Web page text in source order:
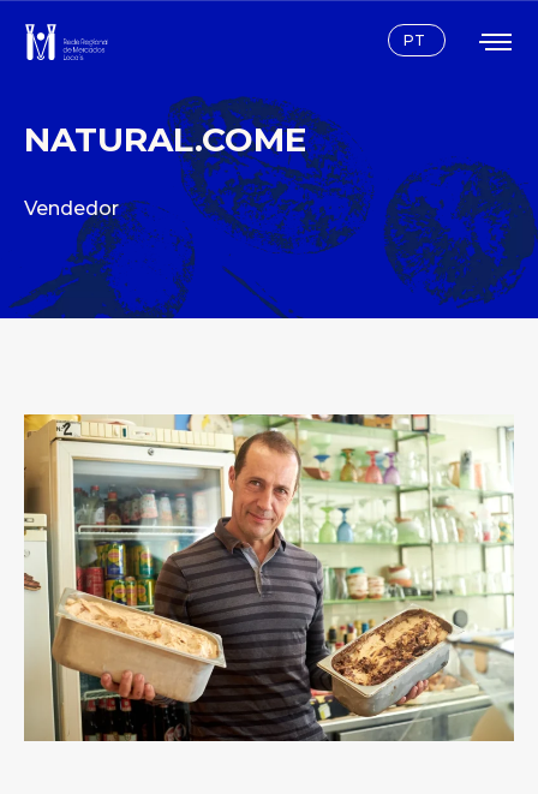
PT
NATURAL.COME
Vendedor